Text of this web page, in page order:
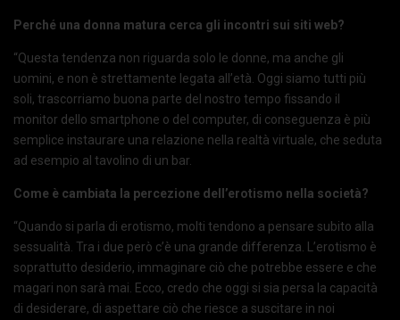
Perché una donna matura cerca gli incontri sui siti web?
“Questa tendenza non riguarda solo le donne, ma anche gli
uomini, e non è strettamente legata all’età. Oggi siamo tutti più
soli, trascorriamo buona parte del nostro tempo fissando il
monitor dello smartphone o del computer, di conseguenza è più
semplice instaurare una relazione nella realtà virtuale, che seduta
ad esempio al tavolino di un bar.
Come è cambiata la percezione dell’erotismo nella società?
“Quando si parla di erotismo, molti tendono a pensare subito alla
sessualità. Tra i due però c’è una grande differenza. L’erotismo è
soprattutto desiderio, immaginare ciò che potrebbe essere e che
magari non sarà mai. Ecco, credo che oggi si sia persa la capacità
di desiderare, di aspettare ciò che riesce a suscitare in noi